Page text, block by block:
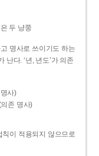
은 두 냥쭝
고 명사로 쓰이기도 하는
난다. ‘년, 년도’가 의존
사)
존 명사)
이 적용되지 않으므로